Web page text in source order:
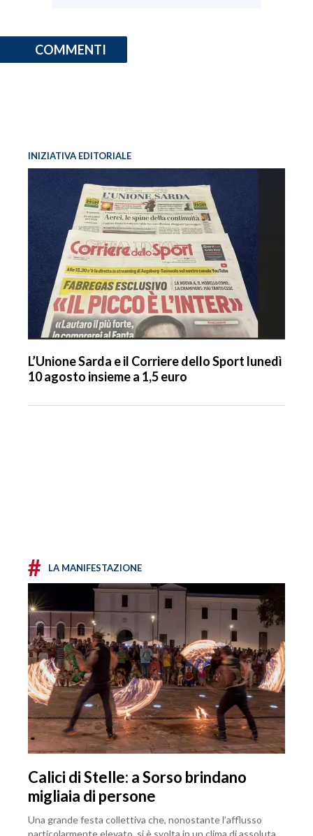
COMMENTI
INIZIATIVA EDITORIALE
L’Unione Sarda e il Corriere dello Sport lunedì
10 agosto insieme a 1,5 euro
# LA MANIFESTAZIONE
Calici di Stelle: a Sorso brindano
migliaia di persone
Una grande festa collettiva che, nonostante l’afflusso